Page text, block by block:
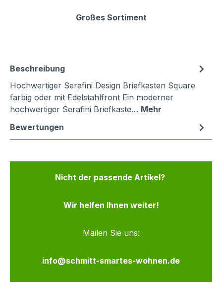
Großes Sortiment
Beschreibung
Hochwertiger Serafini Design Briefkasten Square
farbig oder mit Edelstahlfront Ein moderner
hochwertiger Serafini Briefkaste… Mehr
Bewertungen
Nicht der passende Artikel?
Wir helfen Ihnen weiter!
Mailen Sie uns:
info@schmitt-smartes-wohnen.de